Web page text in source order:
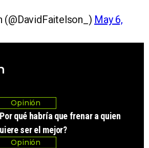
(@DavidFaitelson_) May 6,
Opinión
qué habría que frenar a quien
ser el mejor?
Opinión